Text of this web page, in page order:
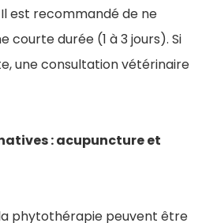
est recommandé de ne
courte durée (1 à 3 jours). Si
une consultation vétérinaire
: acupuncture et
phytothérapie peuvent être